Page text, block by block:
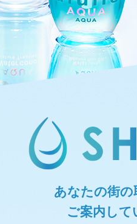
あなたの街の
ご案内して